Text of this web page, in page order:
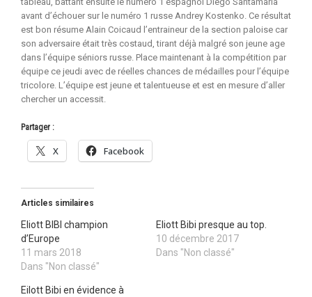
avant d’échouer sur le numéro 1 russe Andrey Kostenko. Ce résultat
est bon résume Alain Coicaud l’entraineur de la section paloise car
son adversaire était très costaud, tirant déjà malgré son jeune age
dans l’équipe séniors russe. Place maintenant à la compétition par
équipe ce jeudi avec de réelles chances de médailles pour l’équipe
tricolore. L’équipe est jeune et talentueuse et est en mesure d’aller
chercher un accessit.
Partager :
X Facebook
Articles similaires
Eliott BIBI champion
d’Europe
11 mars 2018
Dans "Non classé"
Eliott Bibi presque au top.
10 décembre 2017
Dans "Non classé"
Eilott Bibi en évidence à